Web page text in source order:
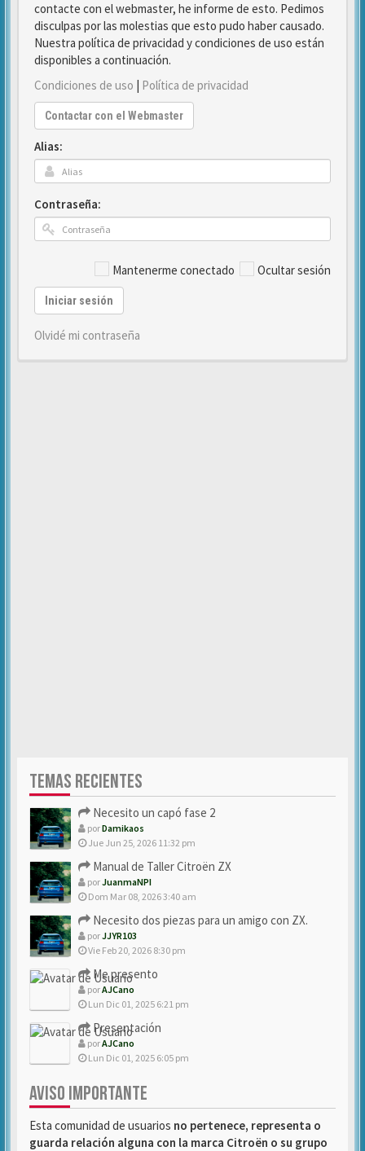
contacte con el webmaster, he informe de esto. Pedimos
disculpas por las molestias que esto pudo haber causado.
Nuestra política de privacidad y condiciones de uso están
disponibles a continuación.
Condiciones de uso | Política de privacidad
Contactar con el Webmaster
Alias:
Contraseña:
Mantenerme conectado Ocultar sesión
Iniciar sesión
Olvidé mi contraseña
TEMAS RECIENTES
Necesito un capó fase 2
porDamikaos
Jue Jun 25, 2026 11:32 pm
Manual de Taller Citroën ZX
porJuanmaNPI
Dom Mar 08, 2026 3:40 am
Necesito dos piezas para un amigo con ZX.
porJJYR103
Vie Feb 20, 2026 8:30 pm
Me presento
porAJCano
Lun Dic 01, 2025 6:21 pm
Presentación
porAJCano
Lun Dic 01, 2025 6:05 pm
AVISO IMPORTANTE
Esta comunidad de usuarios no pertenece, representa o
guarda relación alguna con la marca Citroën o su grupo